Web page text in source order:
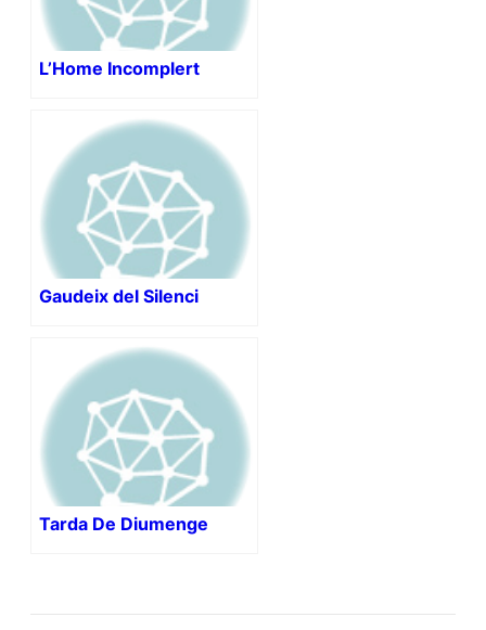
L’Home Incomplert
Gaudeix del Silenci
Tarda De Diumenge